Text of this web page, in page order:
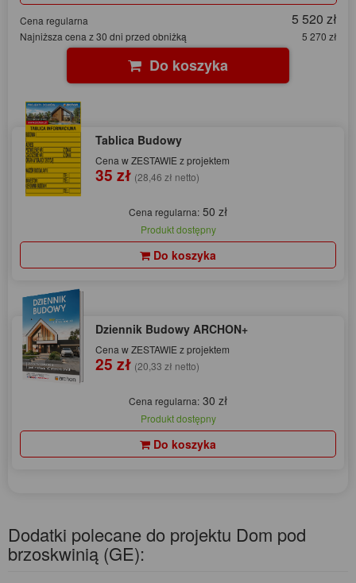
Cena regularna 5 520 zł
Najniższa cena z 30 dni przed obniżką 5 270 zł
Do koszyka
Tablica Budowy
Cena w ZESTAWIE z projektem
35 zł (28,46 zł netto)
Cena regularna: 50 zł
Produkt dostępny
Do koszyka
Dziennik Budowy ARCHON+
Cena w ZESTAWIE z projektem
25 zł (20,33 zł netto)
Cena regularna: 30 zł
Produkt dostępny
Do koszyka
Dodatki polecane do projektu Dom pod
brzoskwinią (GE):